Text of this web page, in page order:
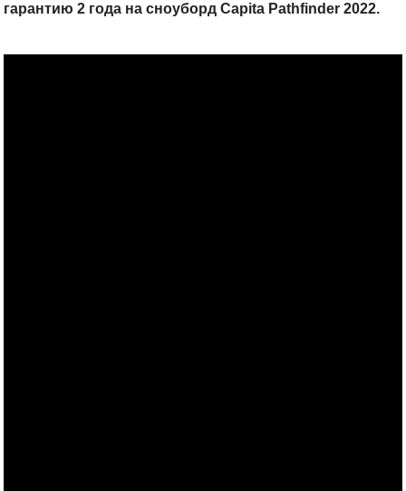
гарантию 2 года на сноуборд Capita Pathfinder 2022.